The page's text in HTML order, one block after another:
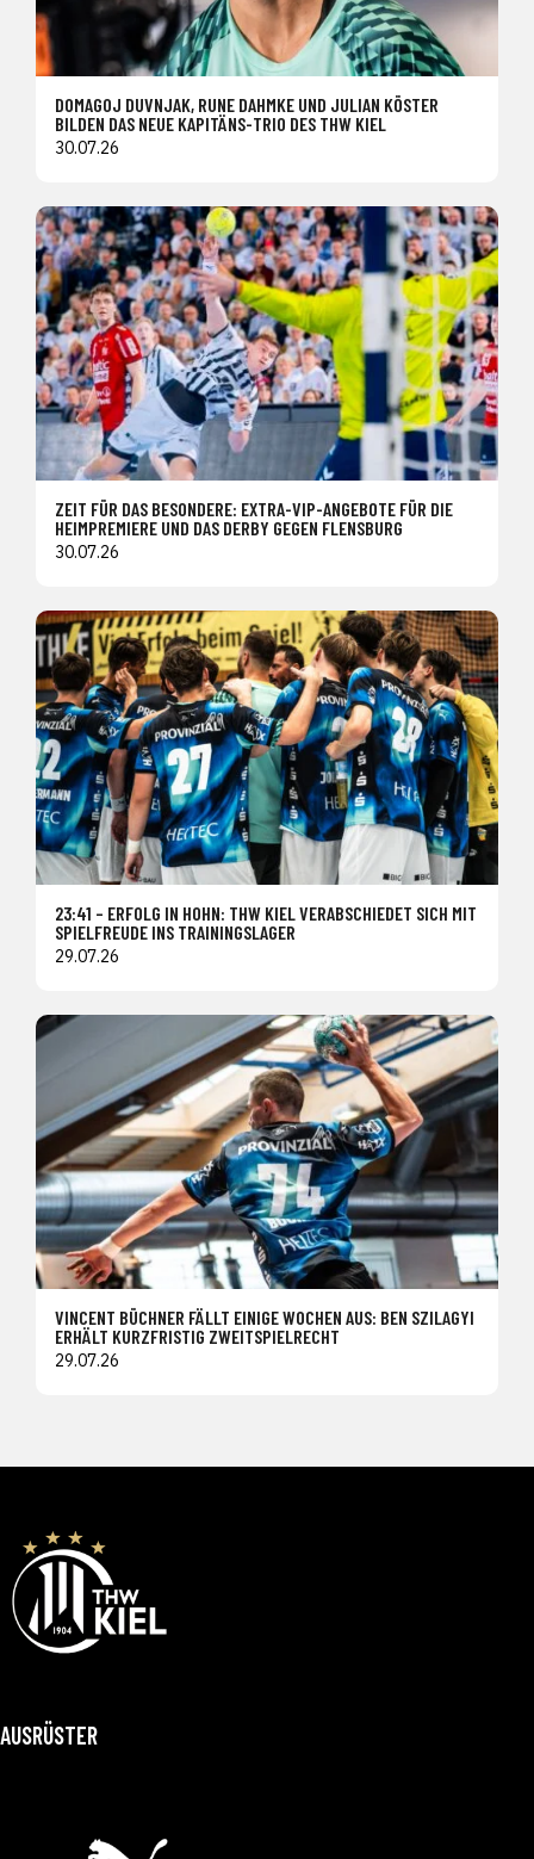
DOMAGOJ DUVNJAK, RUNE DAHMKE UND JULIAN KÖSTER
BILDEN DAS NEUE KAPITÄNS-TRIO DES THW KIEL
30.07.26
ZEIT FÜR DAS BESONDERE: EXTRA-VIP-ANGEBOTE FÜR DIE
HEIMPREMIERE UND DAS DERBY GEGEN FLENSBURG
30.07.26
23:41 – ERFOLG IN HOHN: THW KIEL VERABSCHIEDET SICH MIT
SPIELFREUDE INS TRAININGSLAGER
29.07.26
VINCENT BÜCHNER FÄLLT EINIGE WOCHEN AUS: BEN SZILAGYI
ERHÄLT KURZFRISTIG ZWEITSPIELRECHT
29.07.26
AUSRÜSTER